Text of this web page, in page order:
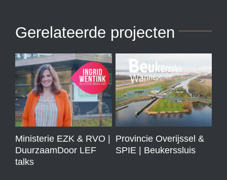
Gerelateerde projecten
Ministerie EZK & RVO |
DuurzaamDoor LEF
talks
Provincie Overijssel &
SPIE | Beukerssluis